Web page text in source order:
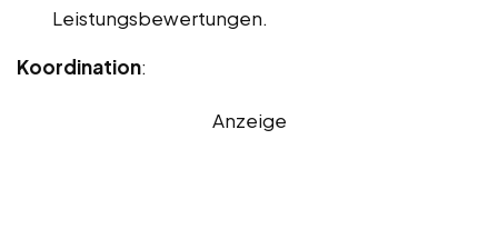
Leistungsbewertungen.
Koordination:
Anzeige